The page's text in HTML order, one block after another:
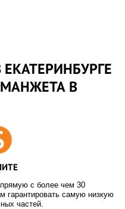
В
с более чем 30
гарантировать самую низкую
частей.